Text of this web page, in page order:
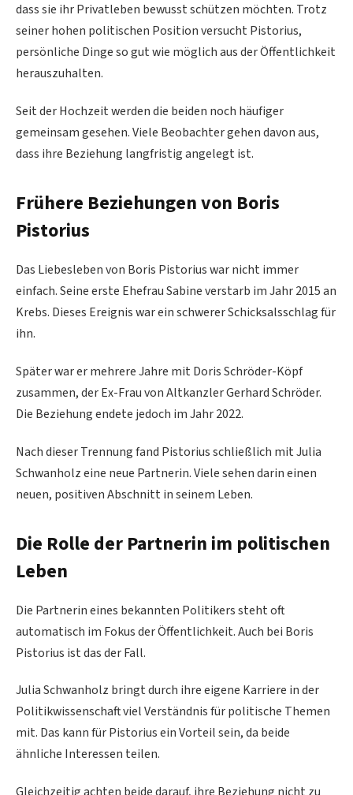
dass sie ihr Privatleben bewusst schützen möchten. Trotz
seiner hohen politischen Position versucht Pistorius,
persönliche Dinge so gut wie möglich aus der Öffentlichkeit
herauszuhalten.
Seit der Hochzeit werden die beiden noch häufiger
gemeinsam gesehen. Viele Beobachter gehen davon aus,
dass ihre Beziehung langfristig angelegt ist.
Frühere Beziehungen von Boris
Pistorius
Das Liebesleben von Boris Pistorius war nicht immer
einfach. Seine erste Ehefrau Sabine verstarb im Jahr 2015 an
Krebs. Dieses Ereignis war ein schwerer Schicksalsschlag für
ihn.
Später war er mehrere Jahre mit Doris Schröder-Köpf
zusammen, der Ex-Frau von Altkanzler Gerhard Schröder.
Die Beziehung endete jedoch im Jahr 2022.
Nach dieser Trennung fand Pistorius schließlich mit Julia
Schwanholz eine neue Partnerin. Viele sehen darin einen
neuen, positiven Abschnitt in seinem Leben.
Die Rolle der Partnerin im politischen
Leben
Die Partnerin eines bekannten Politikers steht oft
automatisch im Fokus der Öffentlichkeit. Auch bei Boris
Pistorius ist das der Fall.
Julia Schwanholz bringt durch ihre eigene Karriere in der
Politikwissenschaft viel Verständnis für politische Themen
mit. Das kann für Pistorius ein Vorteil sein, da beide
ähnliche Interessen teilen.